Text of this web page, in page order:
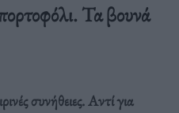
Τα βουνά
συνήθειες. Αντί για